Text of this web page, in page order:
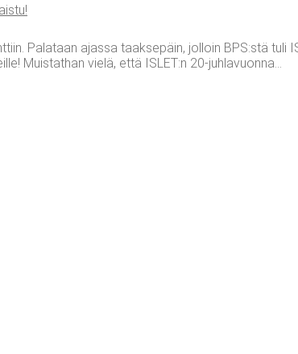
Palataan ajassa taaksepäin, jolloin BPS:stä tuli
Muistathan vielä, että ISLET:n 20-juhlavuonna...